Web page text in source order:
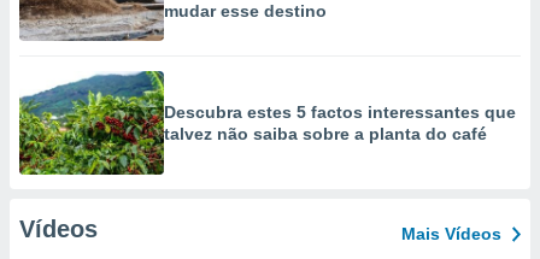
mudar esse destino
Descubra estes 5 factos interessantes que
talvez não saiba sobre a planta do café
Vídeos Mais Vídeos